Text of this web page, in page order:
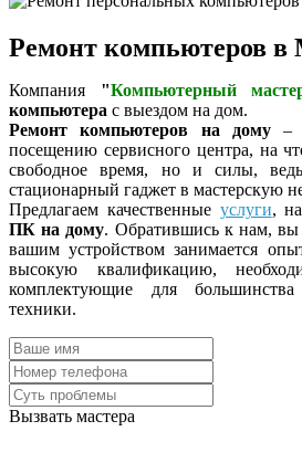
Ремонт компьютеров
Компания "Компьютерный
компьютера с выездом на дом.
Ремонт компьютеров на дому –
посещению сервисного центра, на
свободное время, но и силы,
стационарный гаджет в мастерскую
Предлагаем качественные услуги,
ПК на дому. Обратившись к нам,
вашим устройством занимается
высокую квалификацию,
комплектующие для
техники.
Вызвать мастера